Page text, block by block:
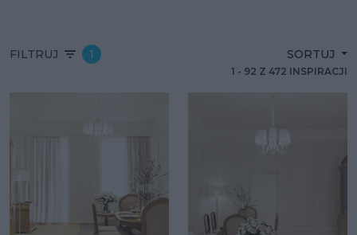
FILTRUJ 1 SORTUJ
1 - 92 Z 472 INSPIRACJI